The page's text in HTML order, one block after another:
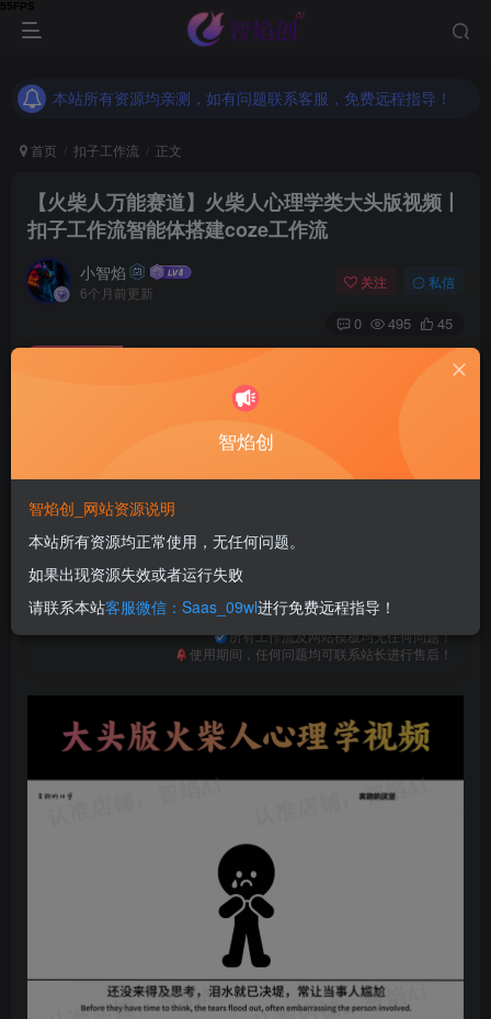
本站所有资源均亲测，如有问题联系客服，免费远程指导！
本站所有资源均亲测，如有问题联系客服，免费远程指导！
首页 扣子工作流 正文
【火柴人万能赛道】火柴人心理学类大头版视频丨
扣子工作流智能体搭建coze工作流
小智焰
6个月前更新
关注 私信
0 495 45
此内容为付费资源，请付费后查看
9.9
普通合伙人免费
立即购买
您当前未登录！建议登陆后购买，可保存购买订单
一次购买，永久包更新！
购买会员，可免费下载全站资源！
所有工作流及网站模板均无任何问题！
使用期间，任何问题均可联系站长进行售后！
智焰创
智焰创_网站资源说明
本站所有资源均正常使用，无任何问题。
如果出现资源失效或者运行失败
请联系本站客服微信：Saas_09wl进行免费远程指导！